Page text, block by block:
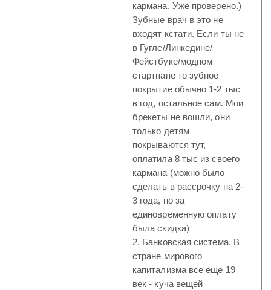
кармана. Уже проверено.)
Зубные врач в это не
входят кстати. Если ты не
в Гугле/Линкедине/
Фейстбуке/модном
стартпапе то зубное
покрытие обычно 1-2 тыс
в год, остальное сам. Мои
брекеты не вошли, они
только детям
покрываются тут,
оплатила 8 тыс из своего
кармана (можно было
сделать в рассрочку на 2-
3 года, но за
единовременную оплату
была скидка)
2. Банковская система. В
стране мирового
капитализма все еще 19
век - куча вещей